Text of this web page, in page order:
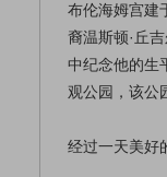
布伦海姆宫建
裔温斯顿·丘
中纪念他的生
观公园，该公
经过一天美好